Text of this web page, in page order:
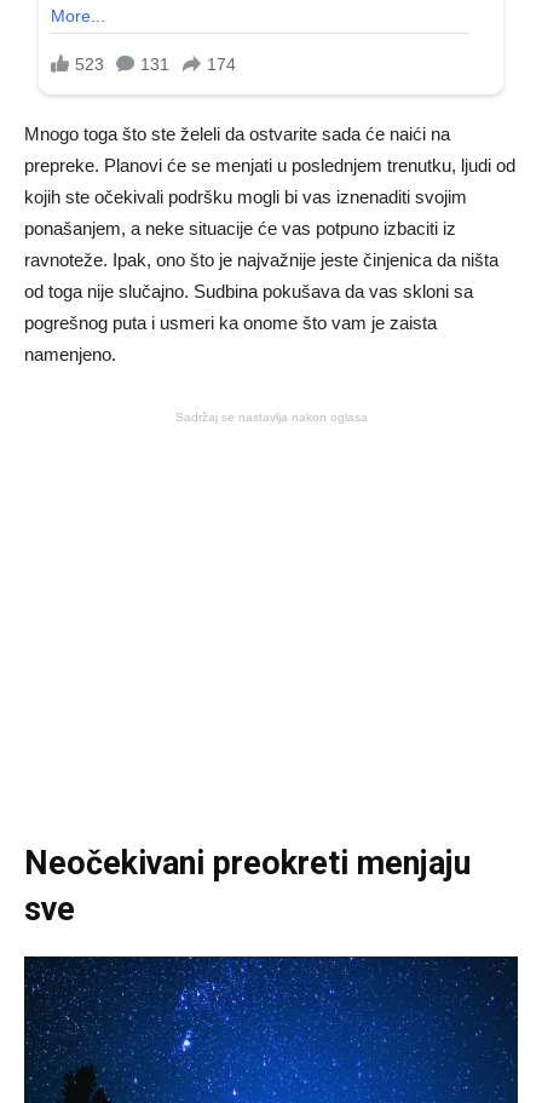
Mnogo toga što ste želeli da ostvarite sada će naići na
prepreke. Planovi će se menjati u poslednjem trenutku, ljudi od
kojih ste očekivali podršku mogli bi vas iznenaditi svojim
ponašanjem, a neke situacije će vas potpuno izbaciti iz
ravnoteže. Ipak, ono što je najvažnije jeste činjenica da ništa
od toga nije slučajno. Sudbina pokušava da vas skloni sa
pogrešnog puta i usmeri ka onome što vam je zaista
namenjeno.
Sadržaj se nastavlja nakon oglasa
Neočekivani preokreti menjaju
sve